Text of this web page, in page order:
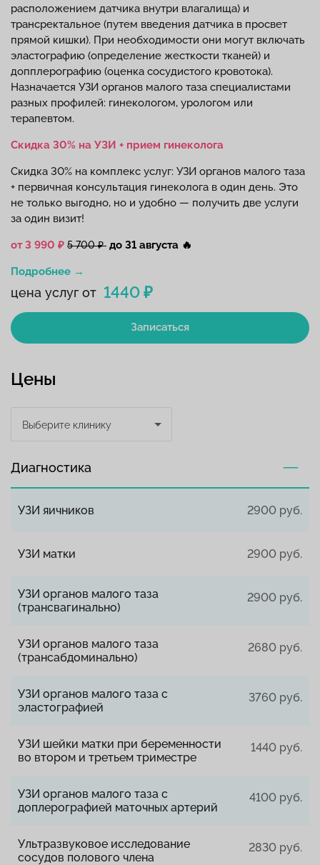
цена услуг от 1440 ₽
Записаться
расположением датчика внутри влагалища) и
трансректальное (путем введения датчика в просвет
прямой кишки). При необходимости они могут включать
эластографию (определение жесткости тканей) и
допплерографию (оценка сосудистого кровотока).
Назначается УЗИ органов малого таза специалистами
разных профилей: гинекологом, урологом или
терапевтом.
Скидка 30% на УЗИ + прием гинеколога
Скидка 30% на комплекс услуг: УЗИ органов малого таза
+ первичная консультация гинеколога в один день. Это
не только выгодно, но и удобно — получить две услуги
за один визит!
от 3 990 ₽ 5 700 ₽ до 31 августа 🔥
Подробнее →
Цены
Выберите клинику
Диагностика
УЗИ яичников 2900 руб.
УЗИ матки 2900 руб.
УЗИ органов малого таза
(трансвагинально)
2900 руб.
УЗИ органов малого таза
(трансабдоминально)
2680 руб.
УЗИ органов малого таза с
эластографией
3760 руб.
УЗИ шейки матки при беременности
во втором и третьем триместре
1440 руб.
УЗИ органов малого таза с
доплерографией маточных артерий
4100 руб.
Ультразвуковое исследование
сосудов полового члена
2830 руб.